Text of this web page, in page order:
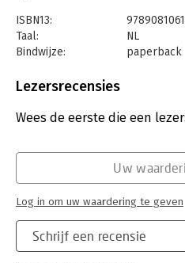
ISBN13:
Taal:
NL
Bindwijze:
paperback
Uitgever:
Verschijningsdatum:
23-2-2022
Lezersrecensies
Wees de eerste die een
Schrijf een recensie
Uw
Log in om uw waardering te geven